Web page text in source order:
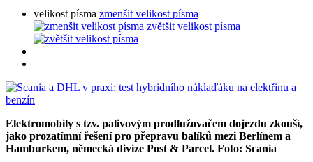
velikost písma zmenšit velikost písma
zvětšit velikost písma
Elektromobily s tzv. palivovým prodlužovačem dojezdu zkouší,
jako prozatímní řešení pro přepravu balíků mezi Berlínem a
Hamburkem, německá divize Post & Parcel. Foto: Scania